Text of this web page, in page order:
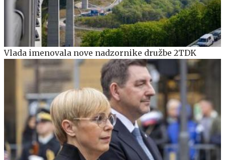
Vlada imenovala nove nadzornike družbe 2TDK